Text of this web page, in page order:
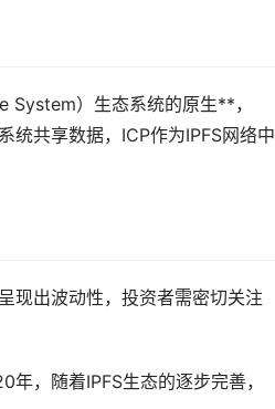
）生态系统的原生**，
统共享数据，ICP作为IPFS网络中
现出波动性，投资者需密切关注
，随着IPFS生态的逐步完善，